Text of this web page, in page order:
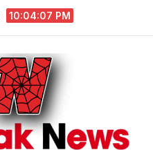
10:04:08 PM